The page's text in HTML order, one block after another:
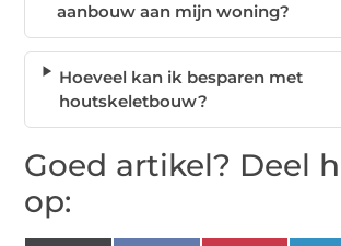
aanbouw aan mijn woning?
Hoeveel kan ik besparen met
houtskeletbouw?
Goed artikel? Deel
op: